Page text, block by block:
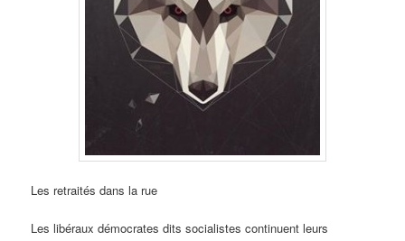
Les retraités dans la rue
Les libéraux démocrates dits socialistes continuent leurs